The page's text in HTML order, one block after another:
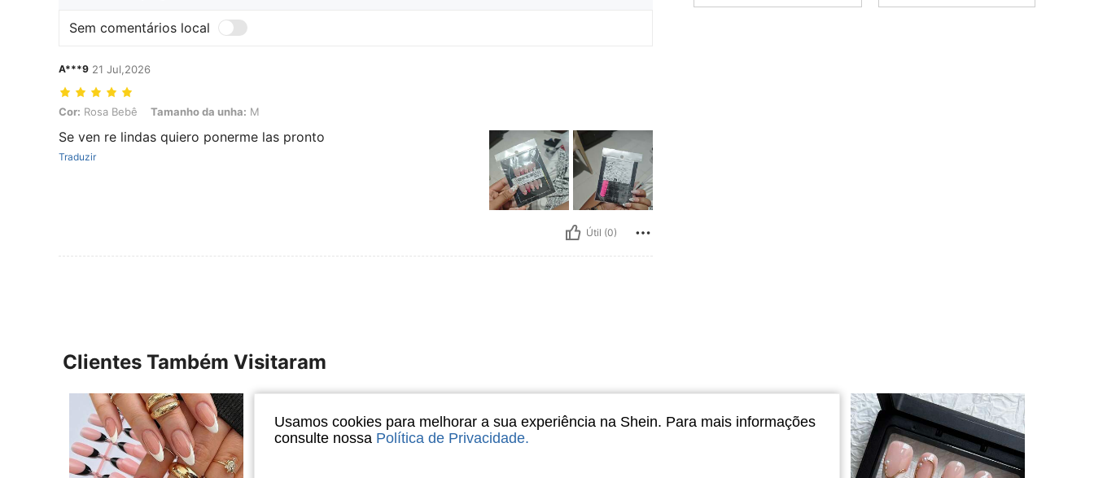
Sem comentários local
A***9 21 Jul,2026
Cor: Rosa Bebê, Tamanho da unha: M
Cor: Rosa Bebê Tamanho da unha: M
Se ven re lindas quiero ponerme las pronto
Traduzir
Útil (0)
Clientes Também Visitaram
Usamos cookies para melhorar a sua experiência na Shein. Para mais informações
consulte nossa Política de Privacidade.